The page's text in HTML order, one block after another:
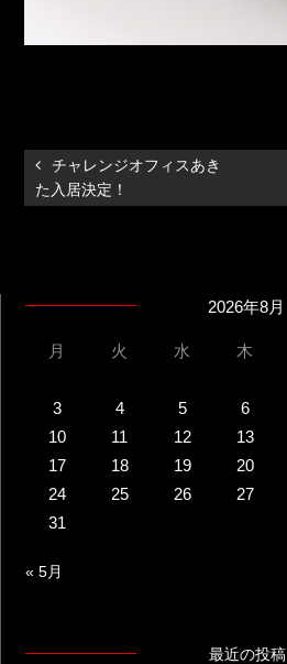
チャレンジオフィスあき
た入居決定！
2026年8月
月 火 水 木
3
4 5 6
10
11 12 13
17
18 19 20
24
25 26 27
31
« 5月
最近の投稿